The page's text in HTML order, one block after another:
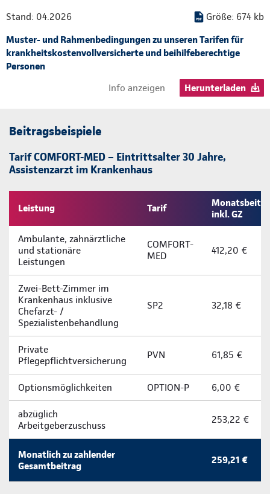
Stand: 04.2026
Größe: 674 kb
Muster- und Rahmenbedingungen zu unseren Tarifen für
krankheitskostenvollversicherte und beihilfeberechtige
Personen
Info anzeigen
Herunterladen
Beitragsbeispiele
Tarif COMFORT-MED – Eintrittsalter 30 Jahre,
Assistenzarzt im Krankenhaus
Leistung Tarif
inkl. GZ
Ambulante, zahnärztliche
und stationäre
Leistungen
COMFORT-
MED
412,20 €
Zwei­-Bett­-Zimmer im
Krankenhaus inklusive
Chefarzt- /
Spezialistenbehandlung
SP2 32,18 €
Private
Pflegepflichtversicherung
PVN 61,85 €
Optionsmöglichkeiten OPTION-P 6,00 €
abzüglich
Arbeitgeberzuschuss
253,22 €
Monatlich zu zahlender
Gesamtbeitrag
259,21 €